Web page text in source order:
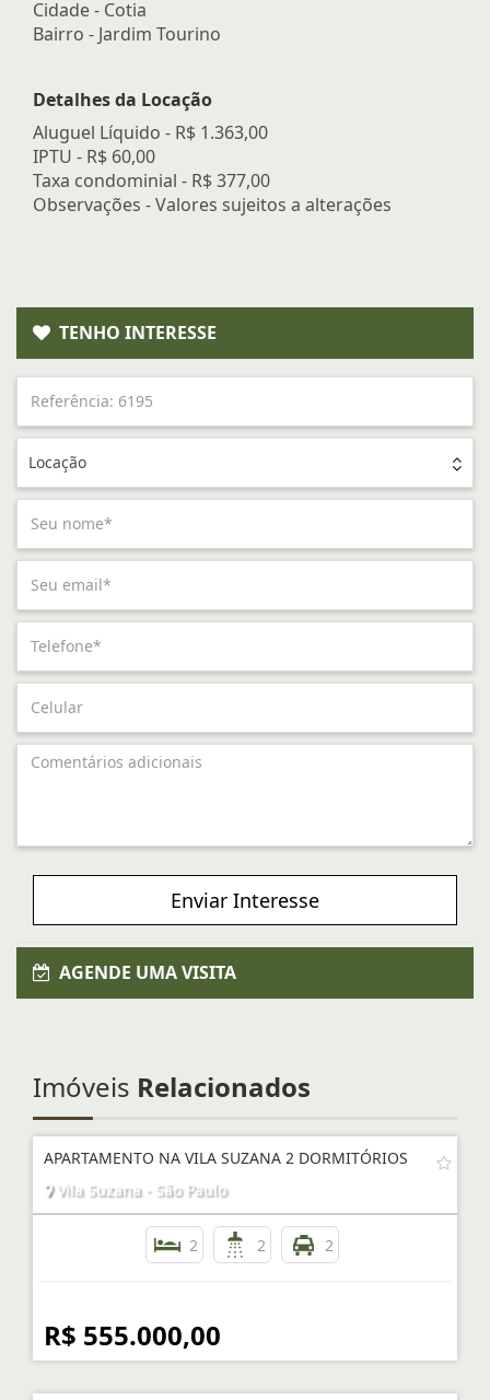
Cidade - Cotia
Bairro - Jardim Tourino
Detalhes da Locação
Aluguel Líquido - R$ 1.363,00
IPTU - R$ 60,00
Taxa condominial - R$ 377,00
Observações - Valores sujeitos a alterações
TENHO INTERESSE
Locação
Enviar Interesse
AGENDE UMA VISITA
Imóveis Relacionados
APARTAMENTO NA VILA SUZANA 2 DORMITÓRIOS
Vila Suzana - São Paulo
2 2 2
R$ 555.000,00